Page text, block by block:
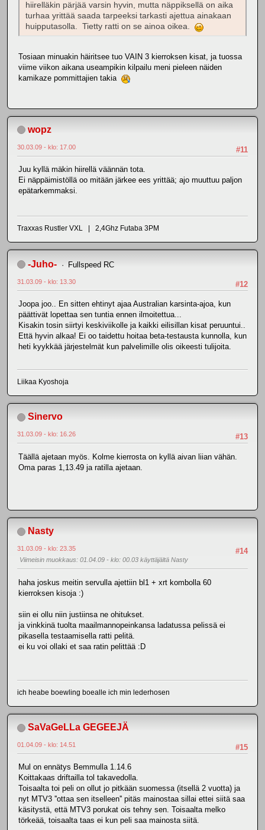
hiirelläkin pärjää varsin hyvin, mutta näppiksellä on aika
turhaa yrittää saada tarpeeksi tarkasti ajettua ainakaan
huipputasolla. Tietty ratti on se ainoa oikea.
Tosiaan minuakin häiritsee tuo VAIN 3 kierroksen kisat, ja tuossa
viime viikon aikana useampikin kilpailu meni pieleen näiden
kamikaze pommittajien takia
wopz
#11
30.03.09 - klo: 17.00
Juu kyllä mäkin hiirellä väännän tota.
Ei näppäimistöllä oo mitään järkee ees yrittää; ajo muuttuu paljon
epätarkemmaksi.
Traxxas Rustler VXL | 2,4Ghz Futaba 3PM
-Juho- Fullspeed RC
#12
31.03.09 - klo: 13.30
Joopa joo.. En sitten ehtinyt ajaa Australian karsinta-ajoa, kun
päättivät lopettaa sen tuntia ennen ilmoitettua...
Kisakin tosin siirtyi keskiviikolle ja kaikki eilisillan kisat peruuntui..
Että hyvin alkaa! Ei oo taidettu hoitaa beta-testausta kunnolla, kun
heti kyykkää järjestelmät kun palvelimille olis oikeesti tulijoita.
Liikaa Kyoshoja
Sinervo
#13
31.03.09 - klo: 16.26
Täällä ajetaan myös. Kolme kierrosta on kyllä aivan liian vähän.
Oma paras 1,13.49 ja ratilla ajetaan.
Nasty
#14
31.03.09 - klo: 23.35
Viimeisin muokkaus: 01.04.09 - klo: 00.03 käyttäjältä Nasty
haha joskus meitin servulla ajettiin bl1 + xrt kombolla 60
kierroksen kisoja :)
siin ei ollu niin justiinsa ne ohitukset.
ja vinkkinä tuolta maailmannopeinkansa ladatussa pelissä ei
pikasella testaamisella ratti pelitä.
ei ku voi ollaki et saa ratin pelittää :D
ich heabe boewling boealle ich min lederhosen
SaVaGeLLa GEGEEJÄ
#15
01.04.09 - klo: 14.51
Mul on ennätys Bemmulla 1.14.6
Koittakaas driftailla tol takavedolla.
Toisaalta toi peli on ollut jo pitkään suomessa (itsellä 2 vuotta) ja
nyt MTV3 ''ottaa sen itselleen'' pitäs mainostaa sillai ettei siitä saa
käsitystä, että MTV3 porukat ois tehny sen. Toisaalta melko
törkeää, toisaalta taas ei kun peli saa mainosta siitä.